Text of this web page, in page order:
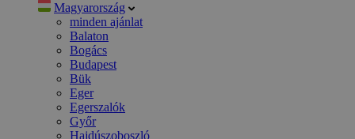
Magyarország
minden ajánlat
Balaton
Bogács
Budapest
Bük
Eger
Egerszalók
Győr
Hajdúszoboszló